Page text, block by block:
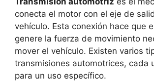
conecta el motor con el eje de
vehículo. Esta conexión hace que
genere la fuerza de movimiento
mover el vehículo. Existen varios
transmisiones automotrices, cada
para un uso específico.